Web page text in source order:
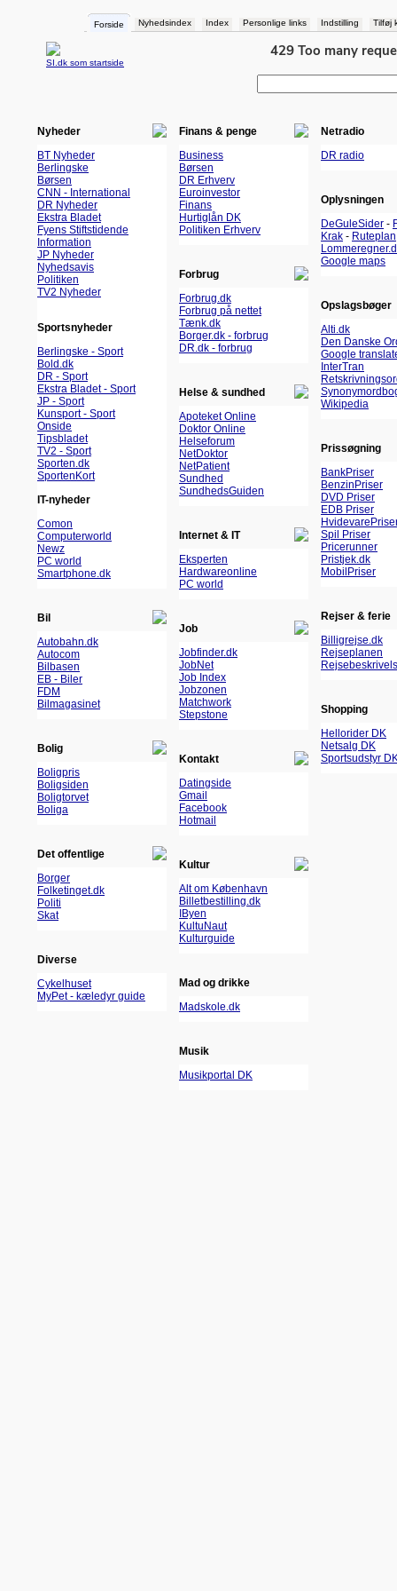
Forside Nyhedsindex Index Personlige links Indstilling Tilføj
SI.dk som startside
Nyheder
BT Nyheder
Berlingske
Børsen
CNN - International
DR Nyheder
Ekstra Bladet
Fyens Stiftstidende
Information
JP Nyheder
Nyhedsavis
Politiken
TV2 Nyheder
Sportsnyheder
Berlingske - Sport
Bold.dk
DR - Sport
Ekstra Bladet - Sport
JP - Sport
Kunsport - Sport
Onside
Tipsbladet
TV2 - Sport
Sporten.dk
SportenKort
IT-nyheder
Comon
Computerworld
Newz
PC world
Smartphone.dk
Bil
Autobahn.dk
Autocom
Bilbasen
EB - Biler
FDM
Bilmagasinet
Bolig
Boligpris
Boligsiden
Boligtorvet
Boliga
Det offentlige
Borger
Folketinget.dk
Politi
Skat
Diverse
Cykelhuset
MyPet - kæledyr guide
Finans & penge
Business
Børsen
DR Erhverv
Euroinvestor
Finans
Hurtiglån DK
Politiken Erhverv
Forbrug
Forbrug.dk
Forbrug på nettet
Tænk.dk
Borger.dk - forbrug
DR.dk - forbrug
Helse & sundhed
Apoteket Online
Doktor Online
Helseforum
NetDoktor
NetPatient
Sundhed
SundhedsGuiden
Internet & IT
Eksperten
Hardwareonline
PC world
Job
Jobfinder.dk
JobNet
Job Index
Jobzonen
Matchwork
Stepstone
Kontakt
Datingside
Gmail
Facebook
Hotmail
Kultur
Alt om København
Billetbestilling.dk
IByen
KultuNaut
Kulturguide
Mad og drikke
Madskole.dk
Musik
Musikportal DK
Netradio
DR radio
Oplysningen
DeGuleSider -
Krak - Ruteplan
Google maps
Opslagsbøger
Alti.dk
Den Danske
Google
InterTran
Wikipedia
Prissøgning
BankPriser
BenzinPriser
DVD Priser
EDB Priser
Spil Priser
Pricerunner
Pristjek.dk
MobilPriser
Rejser & ferie
Billigrejse.dk
Rejseplanen
Shopping
Hellorider DK
Netsalg DK
Sportsudstyr